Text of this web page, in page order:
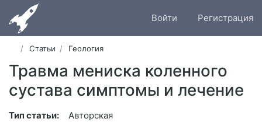
Войти Регистрация
Статьи Геология
Травма мениска коленного
сустава симптомы и лечение
Тип статьи: Авторская